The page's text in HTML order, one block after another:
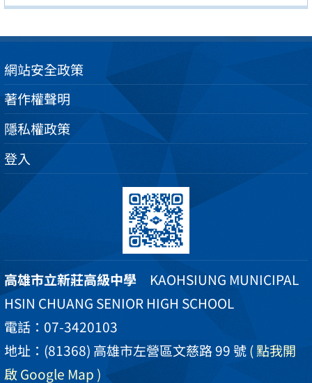
網站安全政策
著作權聲明
隱私權政策
登入
高雄市立新莊高級中學 KAOHSIUNG MUNICIPAL
HSIN CHUANG SENIOR HIGH SCHOOL
電話：07-3420103
地址：(81368) 高雄市左營區文慈路 99 號( 點我開
啟 Google Map )